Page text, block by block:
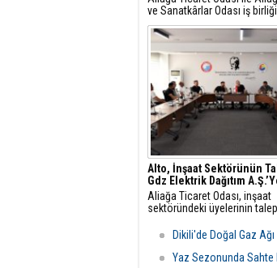
ve Sanatkârlar Odası iş
ilçede faaliyet gösteren
danışmanlarıyla sektörel
toplantısı gerçekleştirildi.
Alto, İnşaat Sektörünün
Gdz Elektrik Dağıtım
Aliağa Ticaret Odası, inşaat
sektöründeki üyelerinin
yetkilileriyle toplantı
Görüşmede sayaç panosu
odası düzenlemeleriyle ilgili
Dikili'de Doğal Gaz
Yaz Sezonunda Sahte